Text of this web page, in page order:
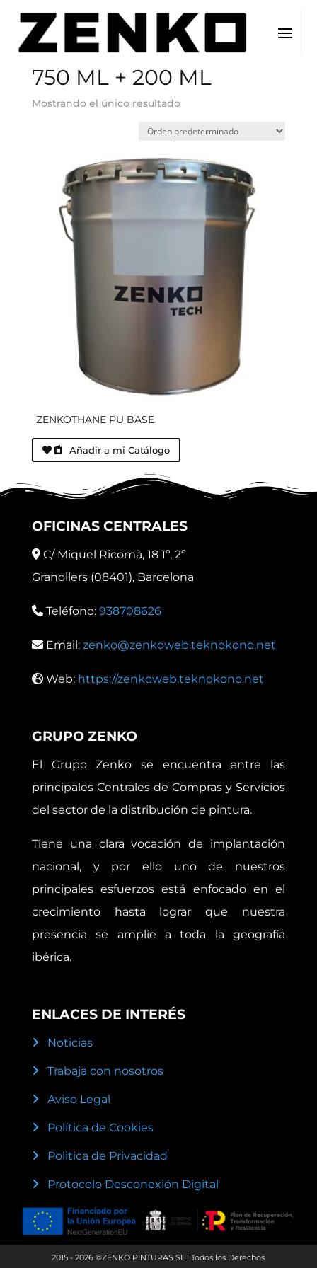
Inicio / Tamaño del producto / 750 ML + 200 ML
750 ML + 200 ML
Mostrando el único resultado
ZENKOTHANE PU BASE
Añadir a mi Catálogo
OFICINAS CENTRALES
C/ Miquel Ricomà, 18 1º, 2º
Granollers (08401), Barcelona
Teléfono: 938708626
Email: zenko@zenkoweb.teknokono.net
Web: https://zenkoweb.teknokono.net
GRUPO ZENKO
El Grupo Zenko se encuentra entre las
principales Centrales de Compras y Servicios
del sector de la distribución de pintura.
Tiene una clara vocación de implantación
nacional, y por ello uno de nuestros
principales esfuerzos está enfocado en el
crecimiento hasta lograr que nuestra
presencia se amplíe a toda la geografía
ibérica.
ENLACES DE INTERÉS
Noticias
Trabaja con nosotros
Aviso Legal
Política de Cookies
Politica de Privacidad
Protocolo Desconexión Digital
2015 - 2026 ©ZENKO PINTURAS SL | Todos los Derechos